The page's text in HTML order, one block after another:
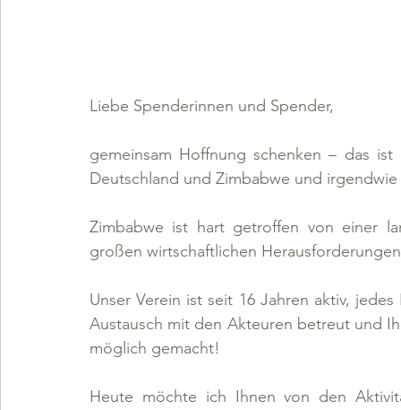
Liebe Spenderinnen und Spender,
gemeinsam Hoffnung schenken – das
Deutschland und Zimbabwe und
Zimbabwe ist hart getroffen von einer
großen wirtschaftlichen
Unser Verein ist seit 16 Jahren aktiv,
Austausch mit den Akteuren betreut und
möglich gemacht!
Heute möchte ich Ihnen von den